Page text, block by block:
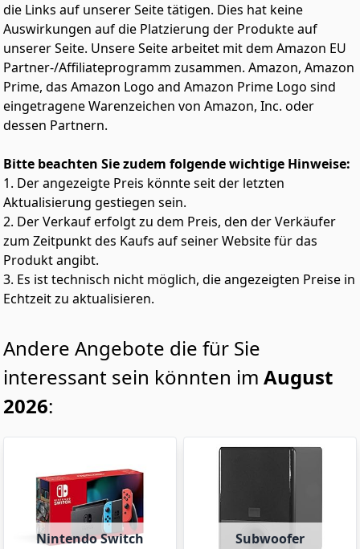
die Links auf unserer Seite tätigen. Dies hat keine
Auswirkungen auf die Platzierung der Produkte auf
unserer Seite. Unsere Seite arbeitet mit dem Amazon EU
Partner-/Affiliateprogramm zusammen. Amazon, Amazon
Prime, das Amazon Logo and Amazon Prime Logo sind
eingetragene Warenzeichen von Amazon, Inc. oder
dessen Partnern.
Bitte beachten Sie zudem folgende wichtige Hinweise:
1. Der angezeigte Preis könnte seit der letzten
Aktualisierung gestiegen sein.
2. Der Verkauf erfolgt zu dem Preis, den der Verkäufer
zum Zeitpunkt des Kaufs auf seiner Website für das
Produkt angibt.
3. Es ist technisch nicht möglich, die angezeigten Preise in
Echtzeit zu aktualisieren.
Andere Angebote die für Sie
interessant sein könnten im August
2026:
Nintendo Switch Subwoofer